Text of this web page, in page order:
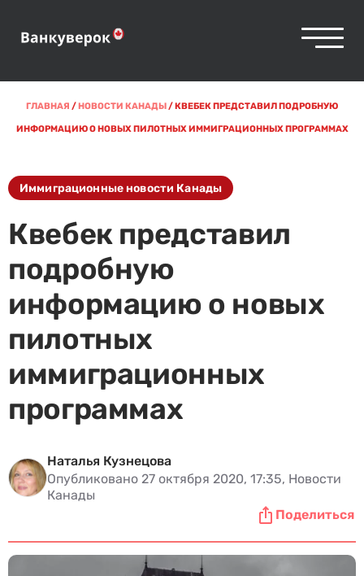
ГЛАВНАЯ /НОВОСТИ КАНАДЫ/КВЕБЕК ПРЕДСТАВИЛ ПОДРОБНУЮ
ИНФОРМАЦИЮ О НОВЫХ ПИЛОТНЫХ ИММИГРАЦИОННЫХ ПРОГРАММАХ
Иммиграционные новости Канады
Квебек представил
подробную
информацию о новых
пилотных
иммиграционных
программах
Наталья Кузнецова
Опубликовано 27 октября 2020, 17:35, Новости
Канады
Поделиться